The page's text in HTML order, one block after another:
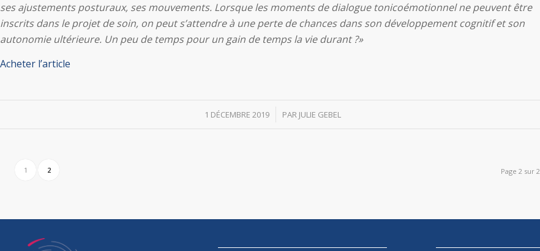
ses ajustements posturaux, ses mouvements. Lorsque les moments de dialogue tonicoémotionnel ne peuvent être
inscrits dans le projet de soin, on peut s’attendre à une perte de chances dans son développement cognitif et son
autonomie ultérieure. Un peu de temps pour un gain de temps la vie durant ?»
Acheter l’article
1 DÉCEMBRE 2019
/ PAR JULIE GEBEL
Page 2 sur 2
1 2